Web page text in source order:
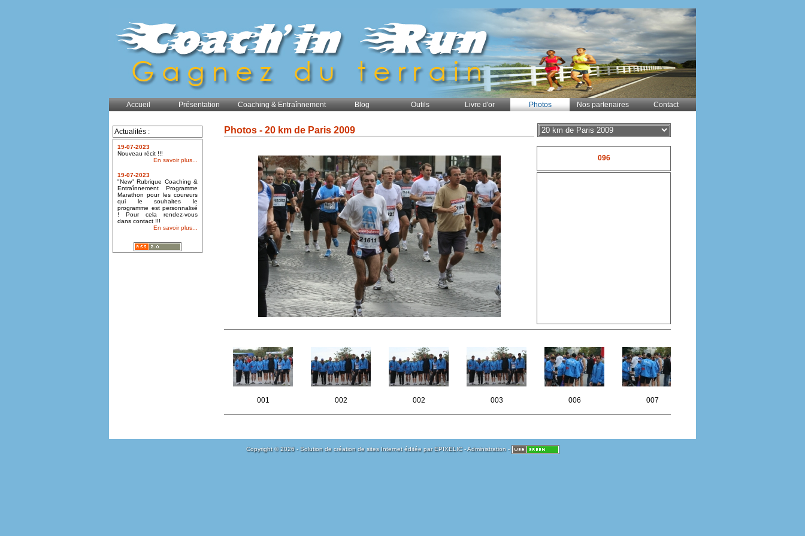
Accueil Présentation Coaching & Entraînnement Blog Outils Livre d'or Photos Nos partenaires Contact
Actualités :
19-07-2023
Nouveau récit !!!
En savoir plus...
19-07-2023
"New" Rubrique Coaching &
Entraînnement Programme
Marathon pour les coureurs
qui le souhaites le
programme est personnalisé
! Pour cela rendez-vous
dans contact !!!
En savoir plus...
Photos - 20 km de Paris 2009
096
001 002 002 003 006 007
Copyright © 2026 - Solution de création de sites Internet éditée parEPIXELIC-Administration-